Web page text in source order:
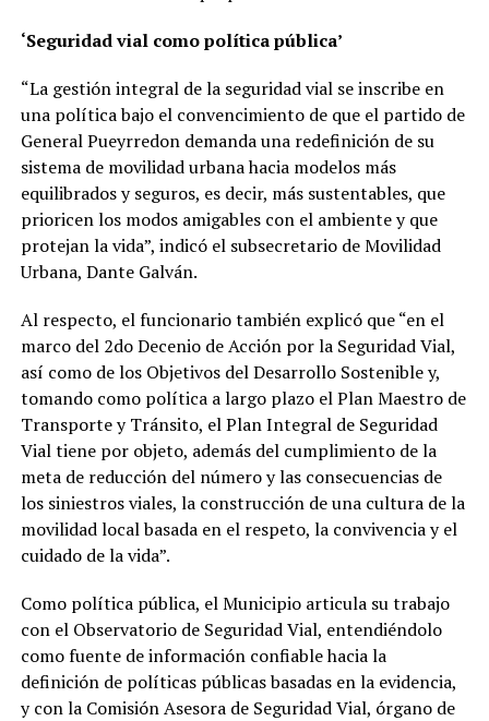
‘Seguridad vial como política pública’
“La gestión integral de la seguridad vial se inscribe en
una política bajo el convencimiento de que el partido de
General Pueyrredon demanda una redefinición de su
sistema de movilidad urbana hacia modelos más
equilibrados y seguros, es decir, más sustentables, que
prioricen los modos amigables con el ambiente y que
protejan la vida”, indicó el subsecretario de Movilidad
Urbana, Dante Galván.
Al respecto, el funcionario también explicó que “en el
marco del 2do Decenio de Acción por la Seguridad Vial,
así como de los Objetivos del Desarrollo Sostenible y,
tomando como política a largo plazo el Plan Maestro de
Transporte y Tránsito, el Plan Integral de Seguridad
Vial tiene por objeto, además del cumplimiento de la
meta de reducción del número y las consecuencias de
los siniestros viales, la construcción de una cultura de la
movilidad local basada en el respeto, la convivencia y el
cuidado de la vida”.
Como política pública, el Municipio articula su trabajo
con el Observatorio de Seguridad Vial, entendiéndolo
como fuente de información confiable hacia la
definición de políticas públicas basadas en la evidencia,
y con la Comisión Asesora de Seguridad Vial, órgano de